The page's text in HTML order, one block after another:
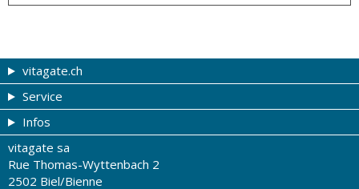
vitagate.ch
Forme et beauté
Thèmes de A à Z
Thérapies
La santé sur les ondes
Service
Coupons
Tribune du droguiste
Recherche de drogueries
Infos
Impressum
Conditions d'utilisation
vitagate sa
Rue Thomas-Wyttenbach 2
2502 Biel/Bienne